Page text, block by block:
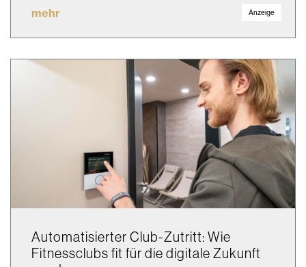
mehr Anzeige
Automatisierter Club-Zutritt: Wie
Fitnessclubs fit für die digitale Zukunft